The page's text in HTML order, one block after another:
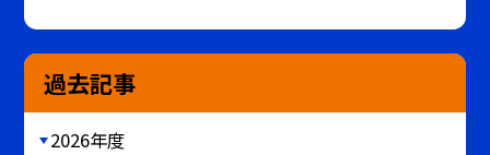
過去記事
2026年度